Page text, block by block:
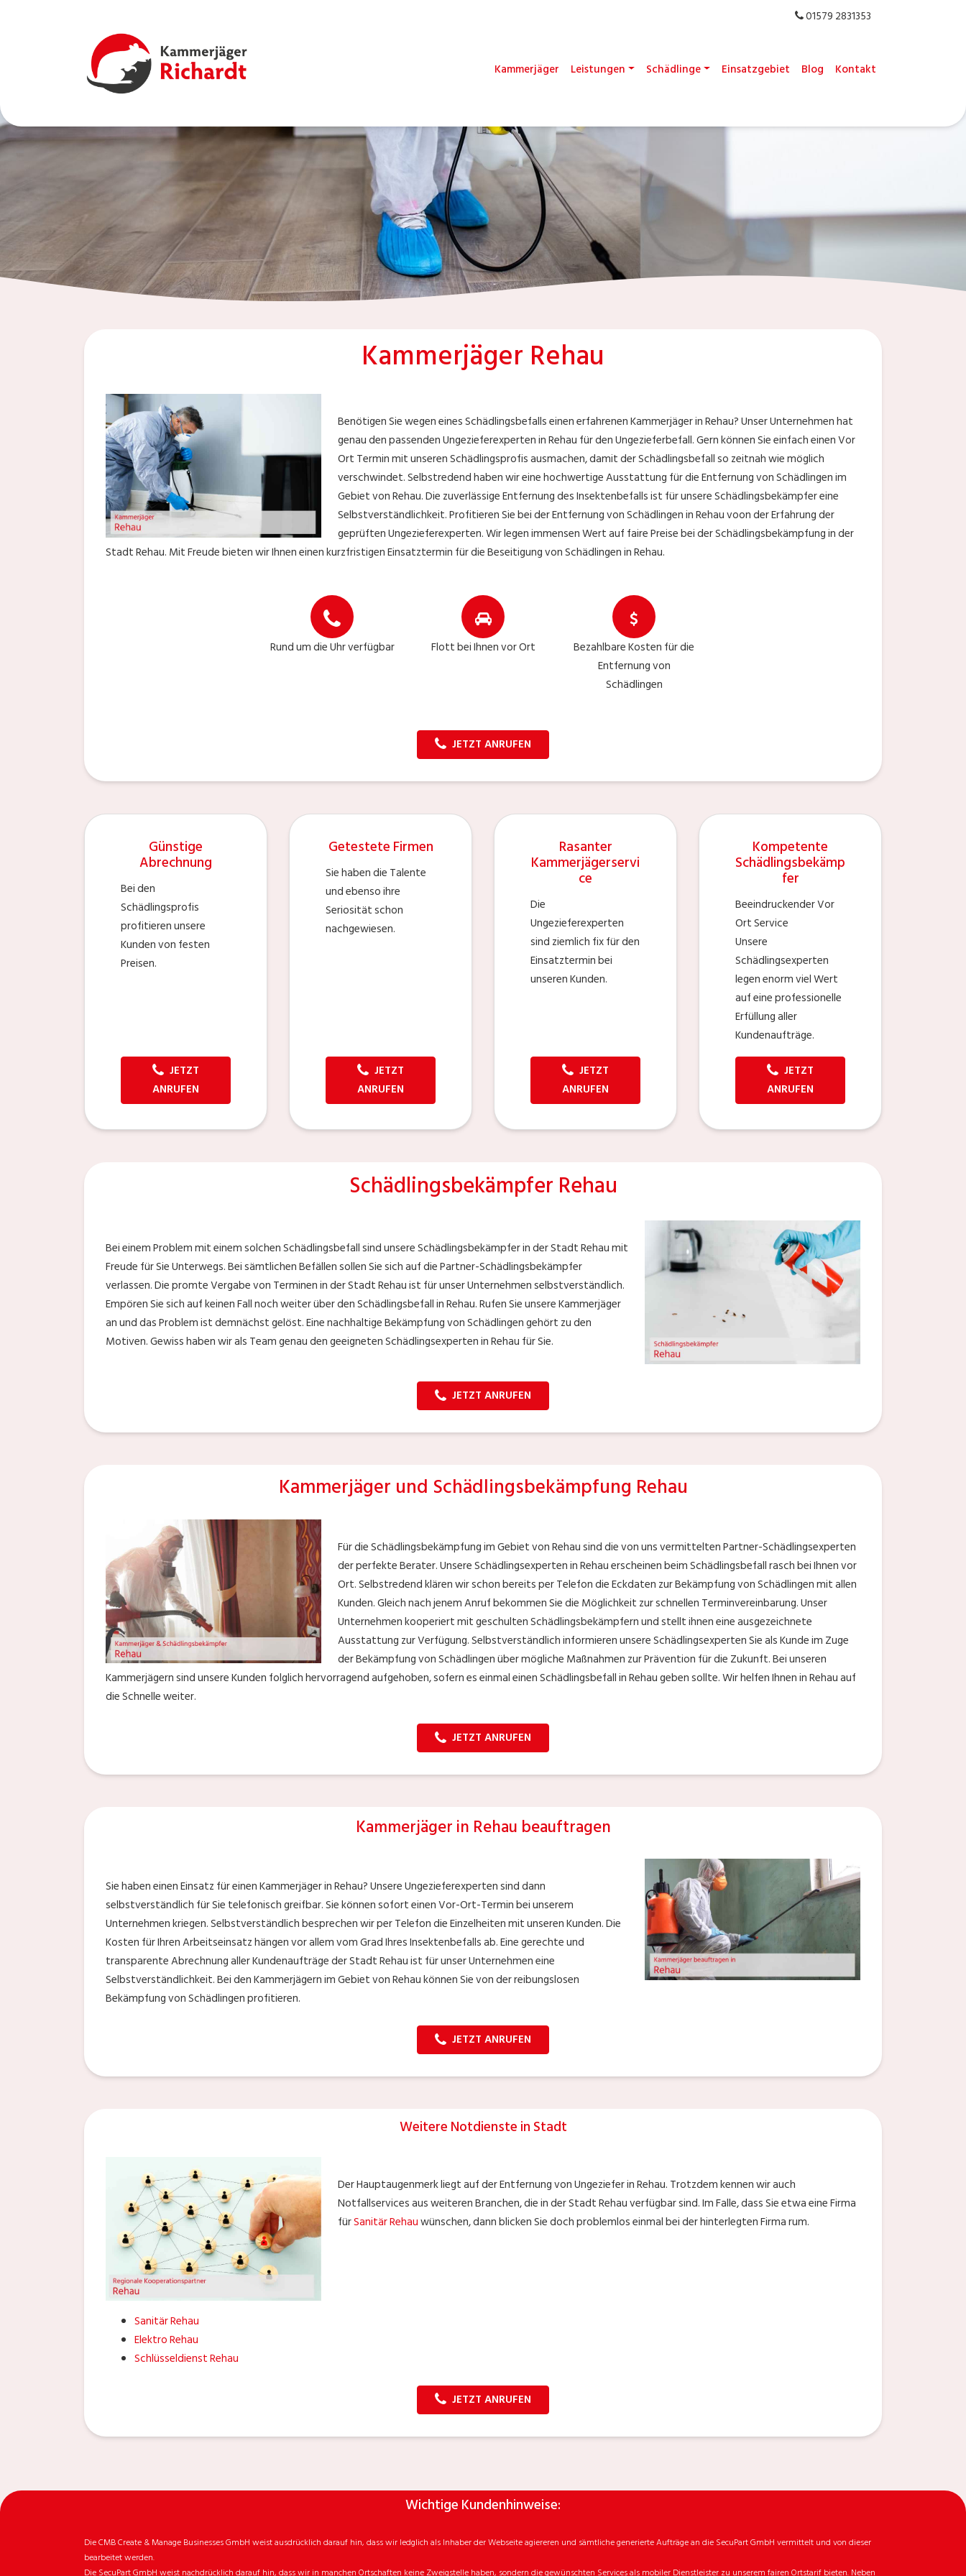
01579 2831353
Kammerjäger Leistungen Schädlinge Einsatzgebiet Blog Kontakt
Kammerjäger Rehau
Benötigen Sie wegen eines Schädlingsbefalls einen erfahrenen Kammerjäger in Rehau? Unser Unternehmen hat
genau den passenden Ungezieferexperten in Rehau für den Ungezieferbefall. Gern können Sie einfach einen Vor
Ort Termin mit unseren Schädlingsprofis ausmachen, damit der Schädlingsbefall so zeitnah wie möglich
verschwindet. Selbstredend haben wir eine hochwertige Ausstattung für die Entfernung von Schädlingen im
Gebiet von Rehau. Die zuverlässige Entfernung des Insektenbefalls ist für unsere Schädlingsbekämpfer eine
Selbstverständlichkeit. Profitieren Sie bei der Entfernung von Schädlingen in Rehau voon der Erfahrung der
geprüften Ungezieferexperten. Wir legen immensen Wert auf faire Preise bei der Schädlingsbekämpfung in der
Stadt Rehau. Mit Freude bieten wir Ihnen einen kurzfristigen Einsatztermin für die Beseitigung von Schädlingen in Rehau.
Rund um die Uhr verfügbar Flott bei Ihnen vor Ort
Bezahlbare Kosten für die
Entfernung von
Schädlingen
JETZT ANRUFEN
Günstige
Abrechnung
Bei den
Schädlingsprofis
profitieren unsere
Kunden von festen
Preisen.
JETZT
ANRUFEN
Getestete Firmen
Sie haben die Talente
und ebenso ihre
Seriosität schon
nachgewiesen.
JETZT
ANRUFEN
Rasanter
Kammerjägerservi
ce
Die
Ungezieferexperten
sind ziemlich fix für den
Einsatztermin bei
unseren Kunden.
JETZT
ANRUFEN
Kompetente
Schädlingsbekämp
fer
Beeindruckender Vor
Ort Service
Unsere
Schädlingsexperten
legen enorm viel Wert
auf eine professionelle
Erfüllung aller
Kundenaufträge.
JETZT
ANRUFEN
Schädlingsbekämpfer Rehau
Bei einem Problem mit einem solchen Schädlingsbefall sind unsere Schädlingsbekämpfer in der Stadt Rehau mit
Freude für Sie Unterwegs. Bei sämtlichen Befällen sollen Sie sich auf die Partner-Schädlingsbekämpfer
verlassen. Die promte Vergabe von Terminen in der Stadt Rehau ist für unser Unternehmen selbstverständlich.
Empören Sie sich auf keinen Fall noch weiter über den Schädlingsbefall in Rehau. Rufen Sie unsere Kammerjäger
an und das Problem ist demnächst gelöst. Eine nachhaltige Bekämpfung von Schädlingen gehört zu den
Motiven. Gewiss haben wir als Team genau den geeigneten Schädlingsexperten in Rehau für Sie.
JETZT ANRUFEN
Kammerjäger und Schädlingsbekämpfung Rehau
Für die Schädlingsbekämpfung im Gebiet von Rehau sind die von uns vermittelten Partner-Schädlingsexperten
der perfekte Berater. Unsere Schädlingsexperten in Rehau erscheinen beim Schädlingsbefall rasch bei Ihnen vor
Ort. Selbstredend klären wir schon bereits per Telefon die Eckdaten zur Bekämpfung von Schädlingen mit allen
Kunden. Gleich nach jenem Anruf bekommen Sie die Möglichkeit zur schnellen Terminvereinbarung. Unser
Unternehmen kooperiert mit geschulten Schädlingsbekämpfern und stellt ihnen eine ausgezeichnete
Ausstattung zur Verfügung. Selbstverständlich informieren unsere Schädlingsexperten Sie als Kunde im Zuge
der Bekämpfung von Schädlingen über mögliche Maßnahmen zur Prävention für die Zukunft. Bei unseren
Kammerjägern sind unsere Kunden folglich hervorragend aufgehoben, sofern es einmal einen Schädlingsbefall in Rehau geben sollte. Wir helfen Ihnen in Rehau auf
die Schnelle weiter.
JETZT ANRUFEN
Kammerjäger in Rehau beauftragen
Sie haben einen Einsatz für einen Kammerjäger in Rehau? Unsere Ungezieferexperten sind dann
selbstverständlich für Sie telefonisch greifbar. Sie können sofort einen Vor-Ort-Termin bei unserem
Unternehmen kriegen. Selbstverständlich besprechen wir per Telefon die Einzelheiten mit unseren Kunden. Die
Kosten für Ihren Arbeitseinsatz hängen vor allem vom Grad Ihres Insektenbefalls ab. Eine gerechte und
transparente Abrechnung aller Kundenaufträge der Stadt Rehau ist für unser Unternehmen eine
Selbstverständlichkeit. Bei den Kammerjägern im Gebiet von Rehau können Sie von der reibungslosen
Bekämpfung von Schädlingen profitieren.
JETZT ANRUFEN
Weitere Notdienste in Stadt
Der Hauptaugenmerk liegt auf der Entfernung von Ungeziefer in Rehau. Trotzdem kennen wir auch
Notfallservices aus weiteren Branchen, die in der Stadt Rehau verfügbar sind. Im Falle, dass Sie etwa eine Firma
fürSanitär Rehauwünschen, dann blicken Sie doch problemlos einmal bei der hinterlegten Firma rum.
Sanitär Rehau
Elektro Rehau
Schlüsseldienst Rehau
JETZT ANRUFEN
Wichtige Kundenhinweise:
Die CMB Create & Manage Businesses GmbH weist ausdrücklich darauf hin, dass wir ledglich als Inhaber der Webseite agiereren und sämtliche generierte Aufträge an die SecuPart GmbH vermittelt und von dieser
bearbeitet werden.
Die SecuPart GmbH weist nachdrücklich darauf hin, dass wir in manchen Ortschaften keine Zweigstelle haben, sondern die gewünschten Services als mobiler Dienstleister zu unserem fairen Ortstarif bieten. Neben